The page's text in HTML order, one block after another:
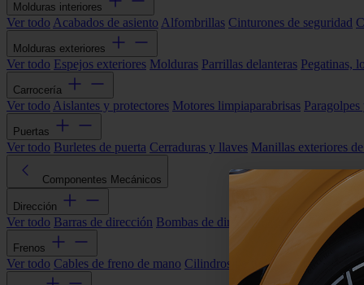
Molduras interiores
Ver todo Acabados de asiento Alfombrillas Cinturones de seguridad
Molduras exteriores
Ver todo Espejos exteriores Molduras Parrillas delanteras Pegatinas,
Carrocería
Ver todo Aislantes y protectores Motores limpiaparabrisas
Puertas
Ver todo Burletes de puerta Cerraduras y llaves Manillas exteriores
Componentes Mecánicos
Dirección
Ver todo Barras de dirección Bombas de dirección asistida
Frenos
Ver todo Cables de freno de mano Cilindros de freno Componentes